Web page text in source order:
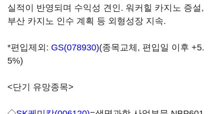
실적이 반영되며 수익성 견인. 워커힐 카지노 증설,
부산 카지노 인수 계획 등 외형성장 지속.
*편입제외: GS(078930)(종목교체, 편입일 이후 +5.
5%)
<단기 유망종목>